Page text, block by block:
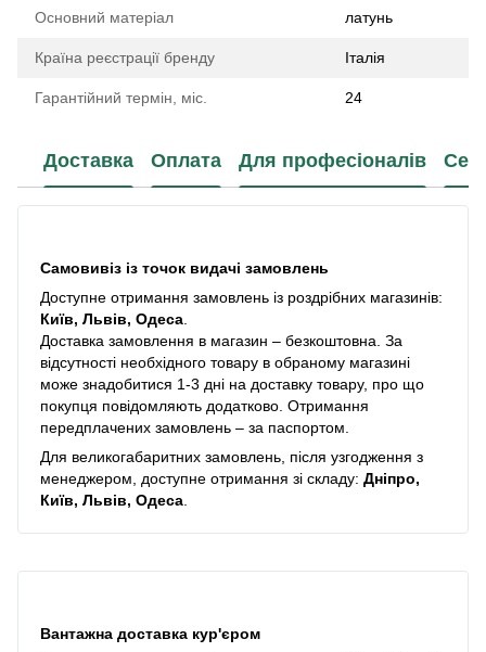
Основний матеріал латунь
Країна реєстрації бренду Італія
Гарантійний термін, міс. 24
Доставка Оплата Для професіоналів
Самовивіз із точок видачі замовлень
Доступне отримання замовлень із роздрібних магазинів:
Київ, Львів, Одеса
Доставка замовлення в магазин – безкоштовна. За
відсутності необхідного товару в обраному магазині
може знадобитися 1-3 дні на доставку товару, про що
покупця повідомляють додатково. Отримання
передплачених замовлень – за паспортом.
Для великогабаритних замовлень, після узгодження з
менеджером, доступне отримання зі складу: Дніпро,
Київ, Львів, Одеса
Вантажна доставка кур'єром